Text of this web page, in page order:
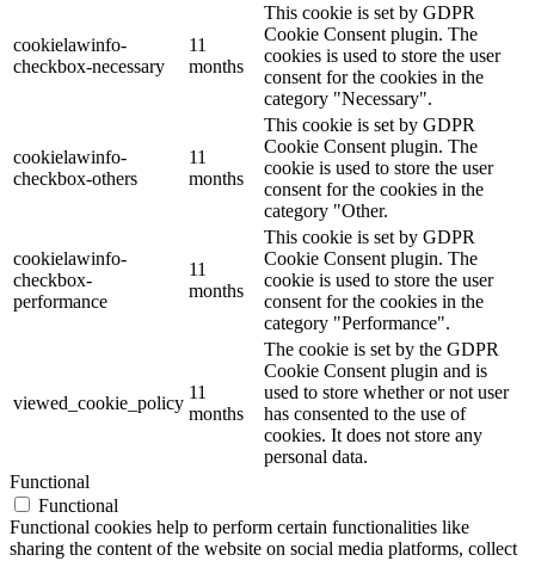
cookielawinfo-
checkbox-necessary
11
months
This cookie is set by GDPR
Cookie Consent plugin. The
cookies is used to store the user
consent for the cookies in the
category "Necessary".
cookielawinfo-
checkbox-others
11
months
This cookie is set by GDPR
Cookie Consent plugin. The
cookie is used to store the user
consent for the cookies in the
category "Other.
cookielawinfo-
checkbox-
performance
11
months
This cookie is set by GDPR
Cookie Consent plugin. The
cookie is used to store the user
consent for the cookies in the
category "Performance".
viewed_cookie_policy
11
months
The cookie is set by the GDPR
Cookie Consent plugin and is
used to store whether or not user
has consented to the use of
cookies. It does not store any
personal data.
Functional
Functional
Functional cookies help to perform certain functionalities like
sharing the content of the website on social media platforms, collect